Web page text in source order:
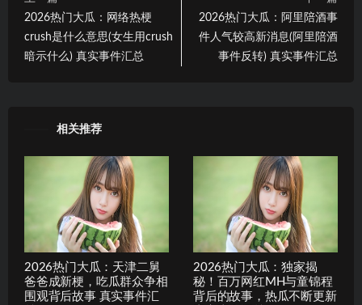
2026热门大瓜：网络热梗
crush是什么意思(女生用crush
暗示什么) 真实事件汇总
2026热门大瓜：阿里陪酒事
件人气较高新消息(阿里陪酒
事件反转) 真实事件汇总
相关推荐
2026热门大瓜：天津二舅
爸爸成新梗，吃瓜群众争相
围观背后故事 真实事件汇
2026热门大瓜：独家揭
秘！百万网红MH与童锦程
背后的故事，热瓜不断更新